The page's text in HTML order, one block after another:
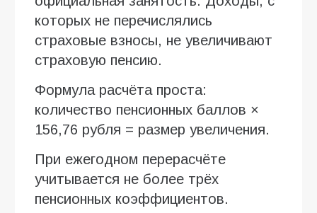
которых не перечислялись
страховые взносы, не увеличивают
страховую пенсию.
Формула расчёта проста:
количество пенсионных баллов ×
156,76 рубля = размер увеличения.
При ежегодном перерасчёте
учитывается не более трёх
пенсионных коэффициентов.